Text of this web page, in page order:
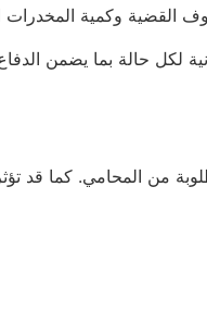
القضية وكمية المخدرات
لكل حالة بما يضمن
من المحامي. كما قد